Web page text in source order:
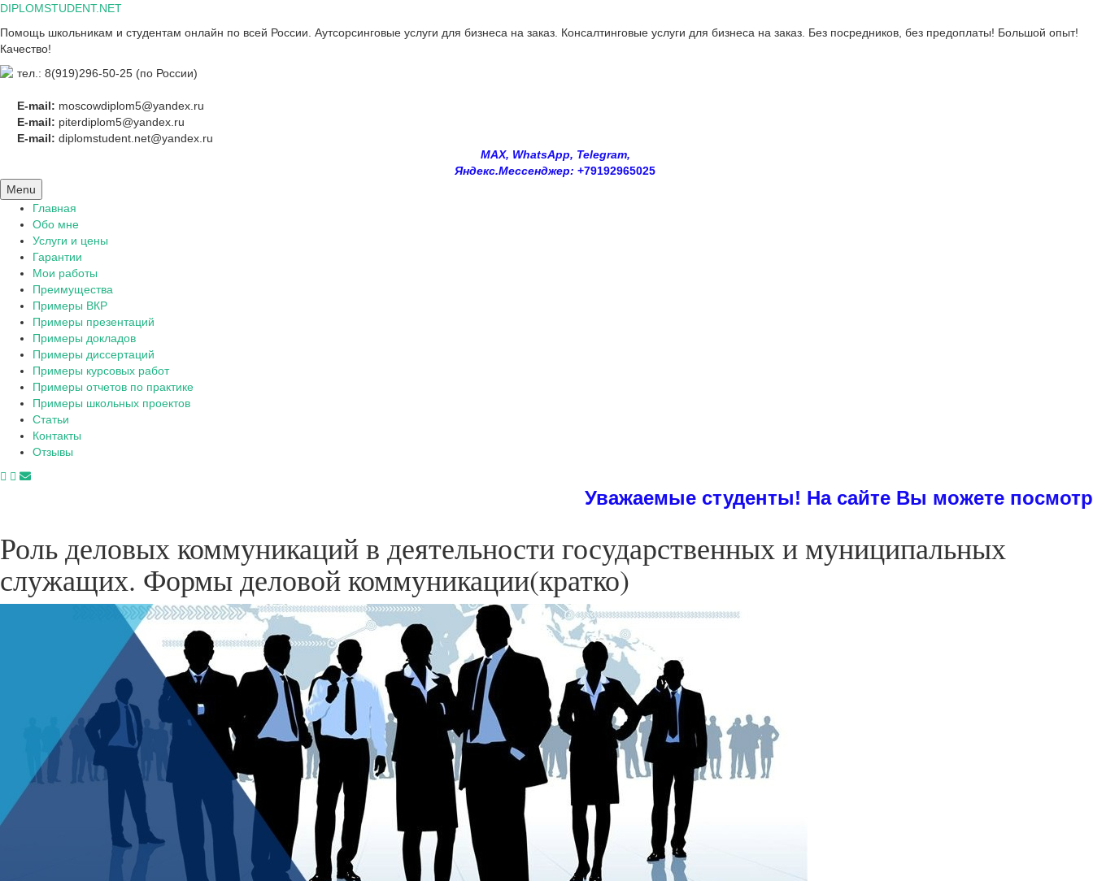
Skip
content
DIPLOMSTUDENT.NET
Помощь школьникам и студентам онлайн по всей России. Аутсорсинговые услуги для бизнеса на заказ. Консалтинговые услуги для бизнеса на заказ. Без посредников, без предоплаты! Большой опыт!
Качество!
тел.: 8(919)296-50-25 (по России)
E-mail: moscowdiplom5@yandex.ru
E-mail: piterdiplom5@yandex.ru
E-mail: diplomstudent.net@yandex.ru
MAX, WhatsApp, Telegram,
Яндекс.Мессенджер: +79192965025
Menu
Главная
Обо мне
Услуги и цены
Гарантии
Мои работы
Преимущества
Примеры ВКР
Примеры презентаций
Примеры докладов
Примеры диссертаций
Примеры курсовых работ
Примеры отчетов по практике
Примеры школьных проектов
Статьи
Контакты
Отзывы
Уважаемые студенты! На сайте Вы можете посмотреть
Роль деловых коммуникаций в деятельности государственных и муниципальных
служащих. Формы деловой коммуникации(кратко)